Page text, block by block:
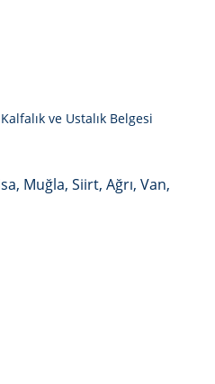
ve Ustalık Belgesi
Muğla, Siirt, Ağrı, Van,